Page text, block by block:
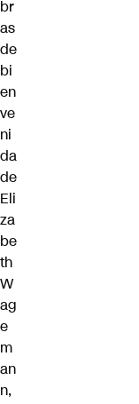
br
as
de
bi
en
ve
ni
da
de
Eli
za
be
th
W
ag
e
m
an
n,